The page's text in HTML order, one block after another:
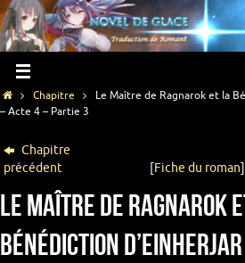
Chapitre
Le Maître de Ragnarok et la
– Acte 4 – Partie 3
Chapitre
précédent
[Fiche du roman]
Le Maître de Ragnarok
Bénédiction d’Einherjar